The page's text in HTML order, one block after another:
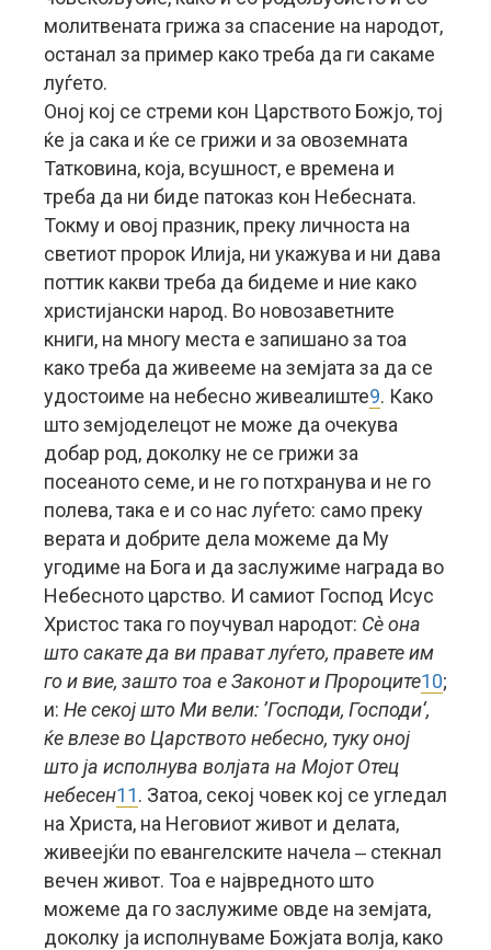
молитвената грижа за спасение на народот,
останал за пример како треба да ги сакаме
луѓето.
Оној кој се стреми кон Царството Божјо, тој
ќе ја сака и ќе се грижи и за овоземната
Татковина, која, всушност, е времена и
треба да ни биде патоказ кон Небесната.
Токму и овој празник, преку личноста на
светиот пророк Илија, ни укажува и ни дава
поттик какви треба да бидеме и ние како
христијански народ. Во новозаветните
книги, на многу места е запишано за тоа
како треба да живееме на земјата за да се
удостоиме на небесно живеалиште9. Како
што земјоделецот не може да очекува
добар род, доколку не се грижи за
посеаното семе, и не го потхранува и не го
полева, така е и со нас луѓето: само преку
верата и добрите дела можеме да Му
угодиме на Бога и да заслужиме награда во
Небесното царство. И самиот Господ Исус
Христос така го поучувал народот: Сè она
што сакате да ви прават луѓето, правете им
го и вие, зашто тоа е Законот и Пророците10;
и: Не секој што Ми вели: ’Господи, Господи‘,
ќе влезе во Царството небесно, туку оној
што ја исполнува волјата на Мојот Отец
небесен11. Затоа, секој човек кој се угледал
на Христа, на Неговиот живот и делата,
живеејќи по евангелските начела ‒ стекнал
вечен живот. Тоа е највредното што
можеме да го заслужиме овде на земјата,
доколку ја исполнуваме Божјата волја, како